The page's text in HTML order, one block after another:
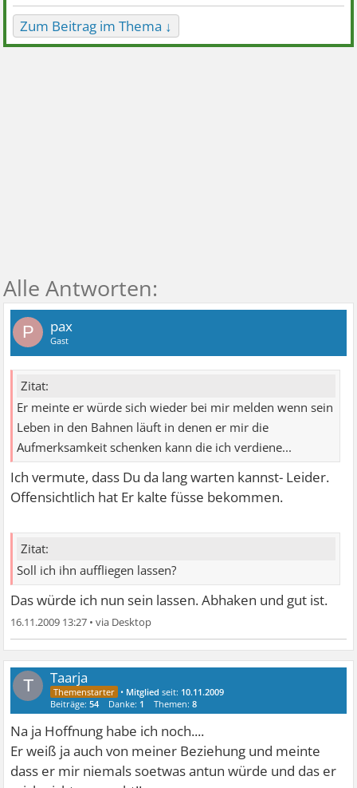
Zum Beitrag im Thema ↓
P pax
Gast
Zitat:
Er meinte er würde sich wieder bei mir melden wenn sein
Leben in den Bahnen läuft in denen er mir die
Aufmerksamkeit schenken kann die ich verdiene...
Ich vermute, dass Du da lang warten kannst- Leider.
Offensichtlich hat Er kalte füsse bekommen.
Zitat:
Soll ich ihn auffliegen lassen?
Das würde ich nun sein lassen. Abhaken und gut ist.
16.11.2009 13:27 •
T Taarja
• Mitglied seit: 10.11.2009
Beiträge:54 Danke: 1 Themen:8
Na ja Hoffnung habe ich noch....
Er weiß ja auch von meiner Beziehung und meinte
dass er mir niemals soetwas antun würde und das er